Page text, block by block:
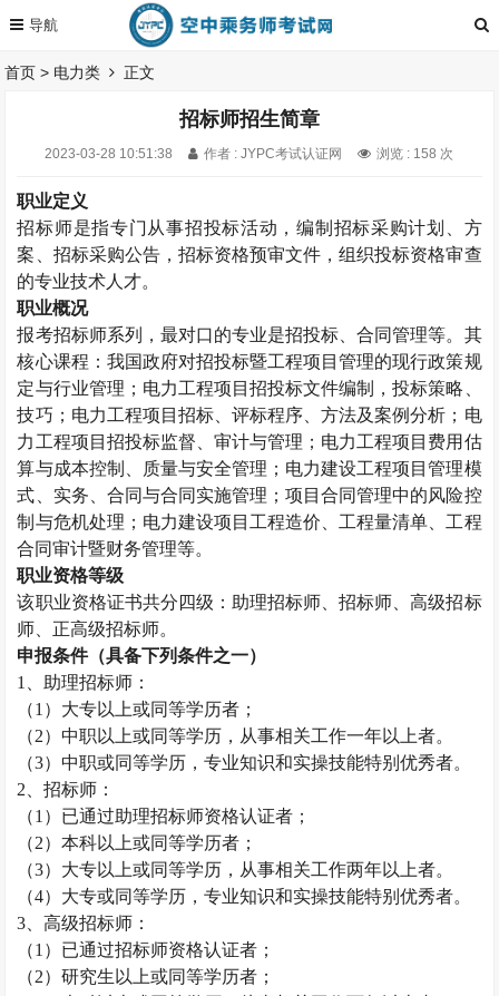
首页 > 电力类 正文
招标师招生简章
2023-03-28 10:51:38 作者 : JYPC考试认证网 浏览 : 158 次
职业定义
招标师是指专门从事招投标活动，编制招标采购计划、方
案、招标采购公告，招标资格预审文件，组织投标资格审查
的专业技术人才。
职业概况
报考招标师系列，最对口的专业是招投标、合同管理等。其
核心课程：我国政府对招投标暨工程项目管理的现行政策规
定与行业管理；电力工程项目招投标文件编制，投标策略、
技巧；电力工程项目招标、评标程序、方法及案例分析；电
力工程项目招投标监督、审计与管理；电力工程项目费用估
算与成本控制、质量与安全管理；电力建设工程项目管理模
式、实务、合同与合同实施管理；项目合同管理中的风险控
制与危机处理；电力建设项目工程造价、工程量清单、工程
合同审计暨财务管理等。
职业资格等级
该职业资格证书共分四级：助理招标师、招标师、高级招标
师、正高级招标师。
申报条件（具备下列条件之一）
1
、助理招标师：
（1 ）大专以上或同等学历者；
（2）中职以上或同等学历，从事相关工作一年以上者。
（3）中职或同等学历，专业知识和实操技能特别优秀者。
2 、招标师：
（1 ）已通过助理招标师资格认证者；
（2）本科以上或同等学历者；
（3）大专以上或同等学历，从事相关工作两年以上者。
（4）大专或同等学历，专业知识和实操技能特别优秀者。
3 、高级招标师：
（1 ）已通过招标师资格认证者；
（2）研究生以上或同等学历者；